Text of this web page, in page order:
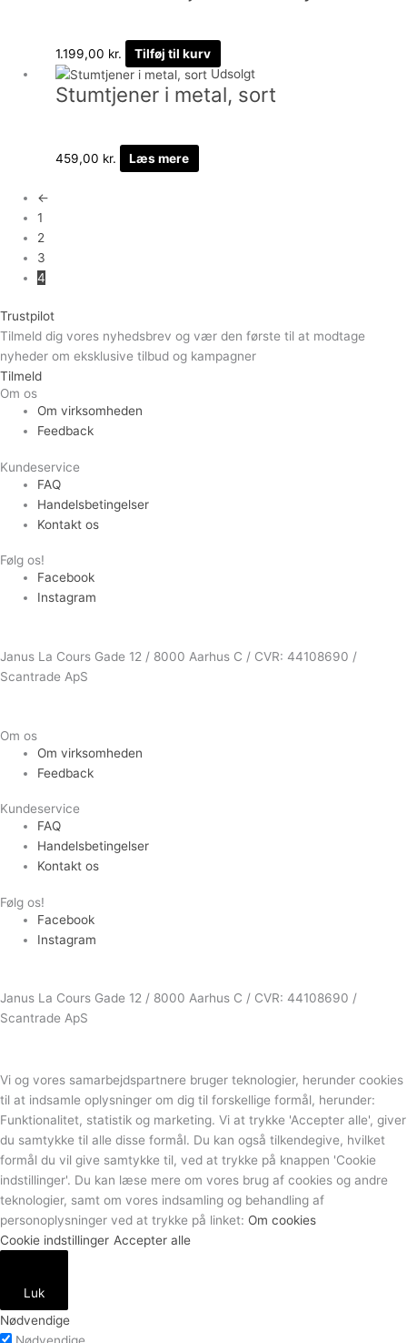
1.199,00 kr.
Tilføj til kurv
Udsolgt
Stumtjener i metal, sort
459,00 kr. Læs mere
←
1
2
3
4
Trustpilot
Tilmeld dig vores nyhedsbrev og vær den første til at modtage
nyheder om eksklusive tilbud og kampagner
Tilmeld
Om os
Om virksomheden
Feedback
Kundeservice
FAQ
Handelsbetingelser
Kontakt os
Følg os!
Facebook
Instagram
Janus La Cours Gade 12 / 8000 Aarhus C / CVR: 44108690 /
Scantrade ApS
Om os
Om virksomheden
Feedback
Kundeservice
FAQ
Handelsbetingelser
Kontakt os
Følg os!
Facebook
Instagram
Janus La Cours Gade 12 / 8000 Aarhus C / CVR: 44108690 /
Scantrade ApS
Vi og vores samarbejdspartnere bruger teknologier, herunder cookies
til at indsamle oplysninger om dig til forskellige formål, herunder:
Funktionalitet, statistik og marketing. Vi at trykke 'Accepter alle', giver
du samtykke til alle disse formål. Du kan også tilkendegive, hvilket
formål du vil give samtykke til, ved at trykke på knappen 'Cookie
indstillinger'. Du kan læse mere om vores brug af cookies og andre
teknologier, samt om vores indsamling og behandling af
personoplysninger ved at trykke på linket: Om cookies
Cookie indstillinger Accepter alle
Luk
Nødvendige